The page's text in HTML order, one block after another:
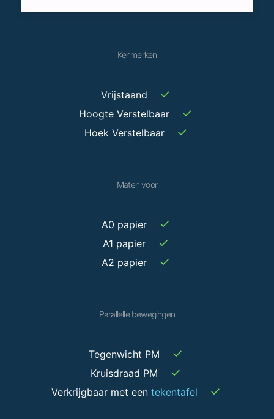
Kenmerken
Vrijstaand ✓
Hoogte Verstelbaar ✓
Hoek Verstelbaar ✓
Maten voor
A0 papier ✓
A1 papier ✓
A2 papier ✓
Parallelle bewegingen
Tegenwicht PM ✓
Kruisdraad PM ✓
Verkrijgbaar met een tekentafel ✓